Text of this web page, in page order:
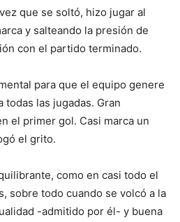
que se soltó, hizo jugar al
y salteando la presión de
con el partido terminado.
para que el equipo genere
las jugadas. Gran
el primer gol. Casi marca un
el grito.
como en casi todo el
sobre todo cuando se volcó a la
-admitido por él- y buena